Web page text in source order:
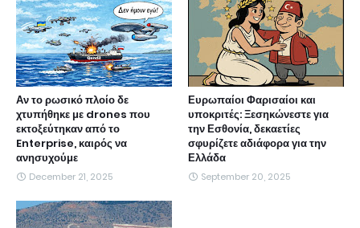
Αν το ρωσικό πλοίο δε
χτυπήθηκε με drones που
εκτοξεύτηκαν από το
Enterprise, καιρός να
ανησυχούμε
December 21, 2025
Ευρωπαίοι Φαρισαίοι και
υποκριτές: Ξεσηκώνεστε για
την Εσθονία, δεκαετίες
σφυρίζετε αδιάφορα για την
Ελλάδα
September 20, 2025